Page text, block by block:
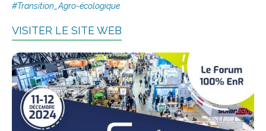
#Transition_Agro-écologique
VISITER LE SITE WEB